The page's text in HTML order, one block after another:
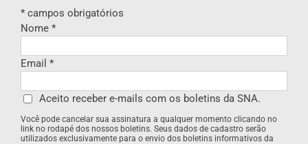
* campos obrigatórios
Nome *
Email *
Aceito receber e-mails com os boletins da SNA.
Você pode cancelar sua assinatura a qualquer momento clicando no
link no rodapé dos nossos boletins. Seus dados de cadastro serão
utilizados exclusivamente para o envio dos boletins informativos da